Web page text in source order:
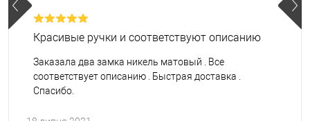
Красивые ручки и соответствуют описанию
Заказала два замка никель матовый . Все
соответствует описанию . Быстрая доставка .
Спасибо.